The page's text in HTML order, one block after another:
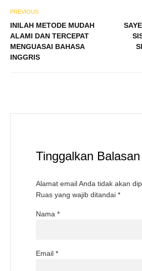
PREVIOUS
INILAH METODE MUDAH
ALAMI DAN TERCEPAT
MENGUASAI BAHASA
INGGRIS
Tinggalkan Balasan
Alamat email Anda tidak akan
Ruas yang wajib ditandai *
Nama *
Email *